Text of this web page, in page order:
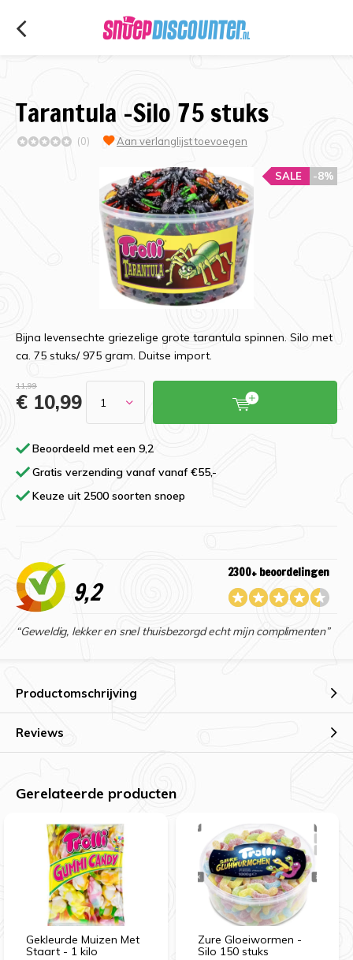
Tarantula -Silo 75 stuks
(0) Aan verlanglijst toevoegen
-8%
SALE
Bijna levensechte griezelige grote tarantula spinnen. Silo met
ca. 75 stuks/ 975 gram. Duitse import.
11,99
€ 10,99
Beoordeeld met een 9,2
Gratis verzending vanaf vanaf €55,-
Keuze uit 2500 soorten snoep
9,2
2300+ beoordelingen
“Geweldig, lekker en snel thuisbezorgd echt mijn complimenten”
Productomschrijving
Reviews
Gerelateerde producten
Gekleurde Muizen Met
Staart - 1 kilo
Zure Gloeiwormen -
Silo 150 stuks